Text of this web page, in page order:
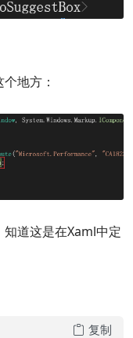
地方：
道这是在Xaml中定
复制